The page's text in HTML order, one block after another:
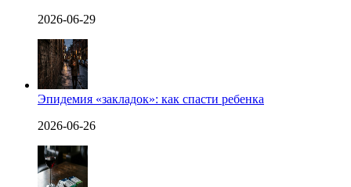
2026-06-29
Эпидемия «закладок»: как спасти ребенка
2026-06-26